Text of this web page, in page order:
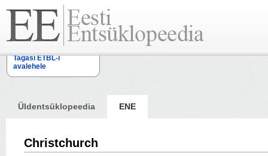
Tagasi ETBL-i
avalehele
Üldentsüklopeedia ENE
Christchurch